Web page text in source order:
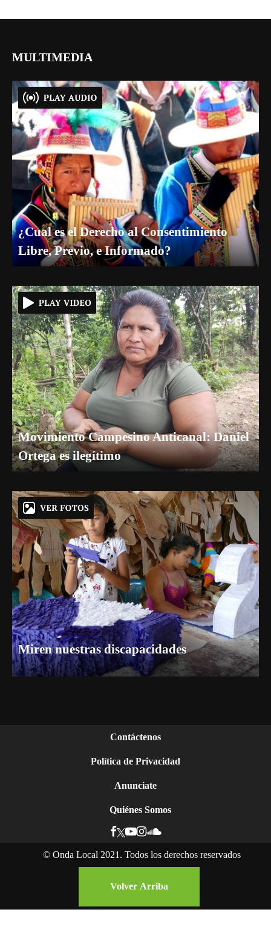
MULTIMEDIA
¿Cual es el Derecho al Consentimiento
Libre, Previo, e Informado?
Movimiento Campesino Anticanal: Daniel
Ortega es ilegítimo
Miren nuestras discapacidades
Contáctenos
Política de Privacidad
Anunciate
Quiénes Somos
© Onda Local 2021. Todos los derechos reservados
Volver Arriba